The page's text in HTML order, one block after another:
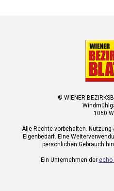
© WIENER
1060
Alle Rechte vorbehalten.
Eigenbedarf. Eine
persönlichen Gebrauch
Ein Unternehmen der echo